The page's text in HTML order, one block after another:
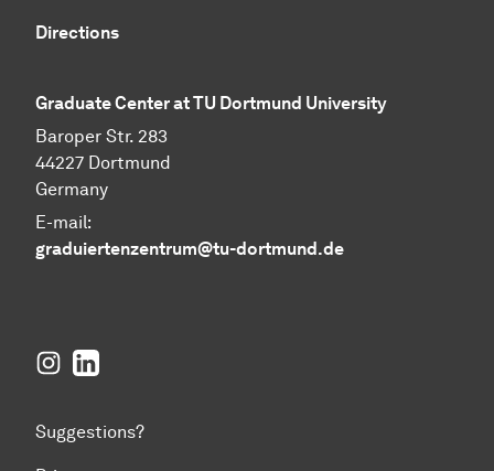
Directions
Graduate Center at TU Dortmund University
Baroper Str. 283
44227 Dortmund
Germany
E-mail:
graduiertenzentrum@tu-dortmund.de
Instagram
LinkedIn
Suggestions?